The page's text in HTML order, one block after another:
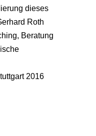
dieses
Roth
Beratung
2016